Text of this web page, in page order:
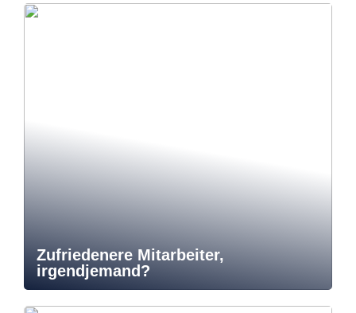
Zufriedenere Mitarbeiter,
irgendjemand?